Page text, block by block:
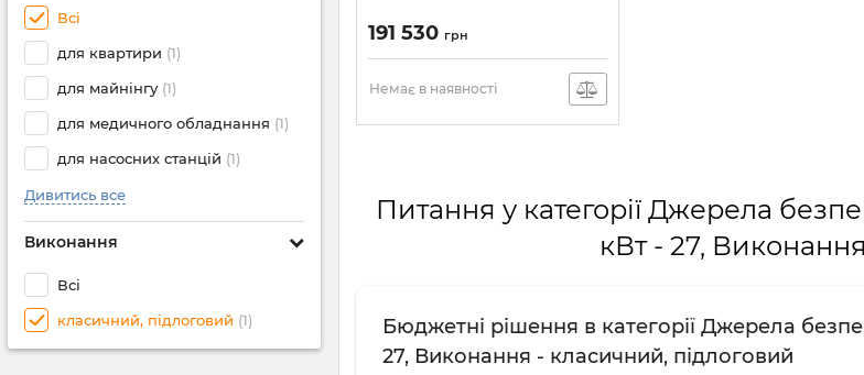
Всі
для квартири (1)
для майнінгу (1)
для медичного обладнання (1)
для насосних станцій (1)
Дивитись все
Виконання
Всі
класичний, підлоговий (1)
191 530 грн
Немає в наявності
Питання у категорії Джерела
кВт - 27,
Бюджетні рішення в категорії Джерела
27, Виконання - класичний, підлоговий